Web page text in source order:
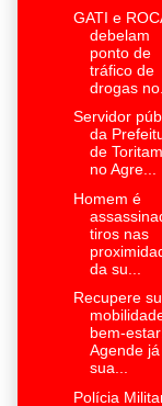
GATI e
debelam
ponto de
tráfico de
drogas
Servidor
da
de
no Agre...
Homem é
tiros nas
da su...
Recupere
bem-
Agende já
sua...
Polícia